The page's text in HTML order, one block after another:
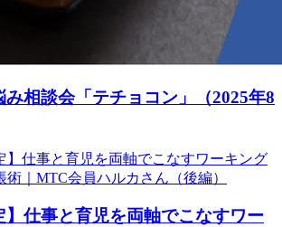
み相談会「テチョコン」（2025年8
】仕事と育児を両軸でこなすワー